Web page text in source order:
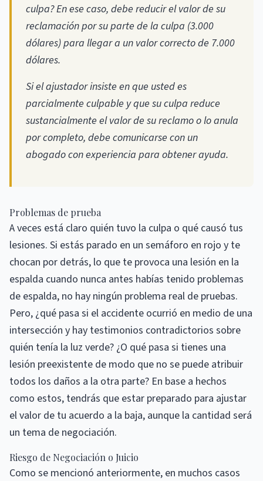
culpa? En ese caso, debe reducir el valor de su
reclamación por su parte de la culpa (3.000
dólares) para llegar a un valor correcto de 7.000
dólares.
Si el ajustador insiste en que usted es
parcialmente culpable y que su culpa reduce
sustancialmente el valor de su reclamo o lo anula
por completo, debe comunicarse con un
abogado con experiencia para obtener ayuda.
Problemas de prueba
A veces está claro quién tuvo la culpa o qué causó tus
lesiones. Si estás parado en un semáforo en rojo y te
chocan por detrás, lo que te provoca una lesión en la
espalda cuando nunca antes habías tenido problemas
de espalda, no hay ningún problema real de pruebas.
Pero, ¿qué pasa si el accidente ocurrió en medio de una
intersección y hay testimonios contradictorios sobre
quién tenía la luz verde? ¿O qué pasa si tienes una
lesión preexistente de modo que no se puede atribuir
todos los daños a la otra parte? En base a hechos
como estos, tendrás que estar preparado para ajustar
el valor de tu acuerdo a la baja, aunque la cantidad será
un tema de negociación.
Riesgo de Negociación o Juicio
Como se mencionó anteriormente, en muchos casos